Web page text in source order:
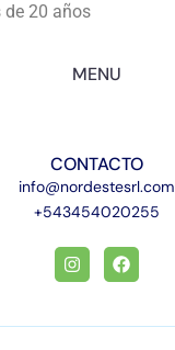
de 20 años
MENU
CONTACTO
info@nordestesrl.com
+543454020255